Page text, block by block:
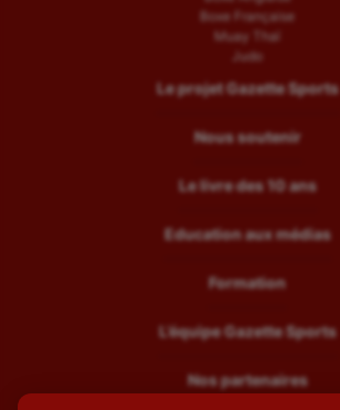
Boxe Française
Muay Thaï
Judo
Le projet Gazette Sports
Nous soutenir
Le livre des 10 ans
Education aux médias
Formation
L’équipe Gazette Sports
Nos partenaires